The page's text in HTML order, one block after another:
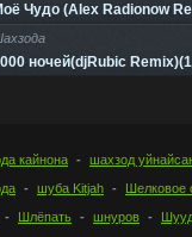
Чудо (Alex Radionow
ночей(djRubic
кайнона
шахзод
шуба Kitjah
Шелковое
Шлёпать шнуров